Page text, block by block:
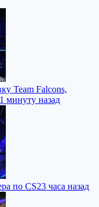
Team Falcons,
минуту назад
по CS23 часа назад